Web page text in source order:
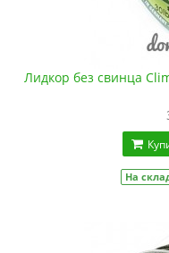
Лидкор без свинца
На